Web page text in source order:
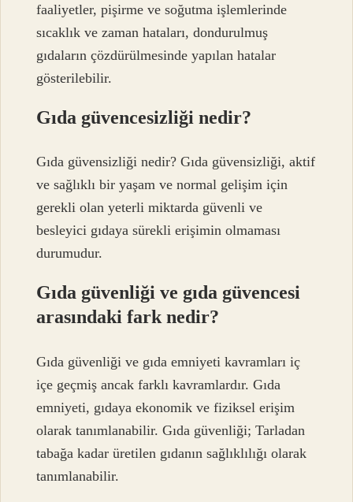
faaliyetler, pişirme ve soğutma işlemlerinde
sıcaklık ve zaman hataları, dondurulmuş
gıdaların çözdürülmesinde yapılan hatalar
gösterilebilir.
Gıda güvencesizliği nedir?
Gıda güvensizliği nedir? Gıda güvensizliği, aktif
ve sağlıklı bir yaşam ve normal gelişim için
gerekli olan yeterli miktarda güvenli ve
besleyici gıdaya sürekli erişimin olmaması
durumudur.
Gıda güvenliği ve gıda güvencesi
arasındaki fark nedir?
Gıda güvenliği ve gıda emniyeti kavramları iç
içe geçmiş ancak farklı kavramlardır. Gıda
emniyeti, gıdaya ekonomik ve fiziksel erişim
olarak tanımlanabilir. Gıda güvenliği; Tarladan
tabağa kadar üretilen gıdanın sağlıklılığı olarak
tanımlanabilir.